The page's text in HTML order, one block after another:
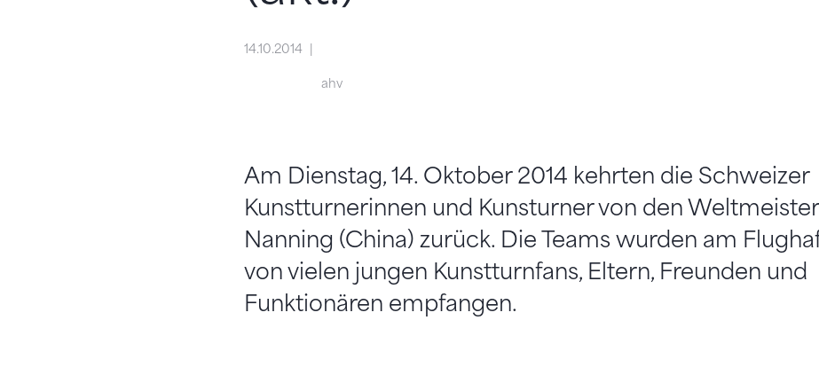
14.10.2014
ahv
Am Dienstag, 14. Oktober 2014 kehrten die Schweizer
Kunstturnerinnen und Kunsturner von den
Nanning (China) zurück. Die Teams wurden am
von vielen jungen Kunstturnfans, Eltern, Freunden und
Funktionären empfangen.